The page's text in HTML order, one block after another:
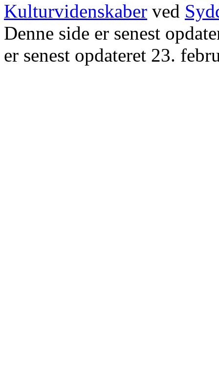
Kulturvidenskaber ved
Denne side er senest
er senest opdateret 23.